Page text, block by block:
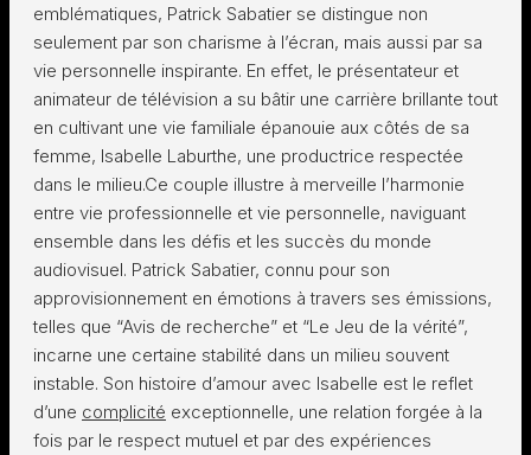
emblématiques, Patrick Sabatier se distingue non
seulement par son charisme à l’écran, mais aussi par sa
vie personnelle inspirante. En effet, le présentateur et
animateur de télévision a su bâtir une carrière brillante tout
en cultivant une vie familiale épanouie aux côtés de sa
femme, Isabelle Laburthe, une productrice respectée
dans le milieu.Ce couple illustre à merveille l’harmonie
entre vie professionnelle et vie personnelle, naviguant
ensemble dans les défis et les succès du monde
audiovisuel. Patrick Sabatier, connu pour son
approvisionnement en émotions à travers ses émissions,
telles que “Avis de recherche” et “Le Jeu de la vérité”,
incarne une certaine stabilité dans un milieu souvent
instable. Son histoire d’amour avec Isabelle est le reflet
d’une complicité exceptionnelle, une relation forgée à la
fois par le respect mutuel et par des expériences